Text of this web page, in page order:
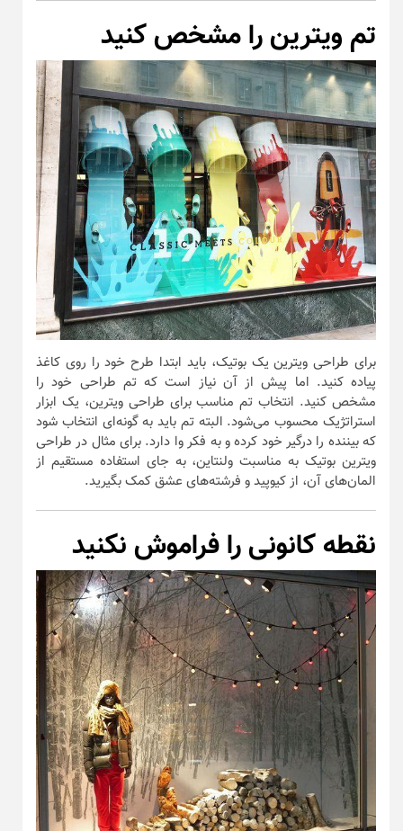
تم ویترین را مشخص کنید
برای طراحی ویترین یک بوتیک، باید ابتدا طرح خود را روی کاغذ
پیاده کنید. اما پیش از آن نیاز است که تم طراحی خود را
مشخص کنید. انتخاب تم مناسب برای طراحی ویترین، یک ابزار
استراتژیک محسوب می‌شود. البته تم باید به گونه‌ای انتخاب شود
که بیننده را درگیر خود کرده و به فکر وا دارد. برای مثال در طراحی
ویترین بوتیک به مناسبت ولنتاین، به جای استفاده مستقیم از
المان‌های آن، از کیوپید و فرشته‌های عشق کمک بگیرید.
نقطه کانونی را فراموش نکنید